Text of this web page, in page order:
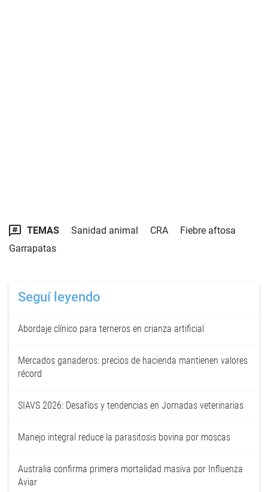
TEMAS Sanidad animal CRA
Fiebre aftosa
Garrapatas
Seguí leyendo
Abordaje clínico para terneros en crianza artificial
Mercados ganaderos: precios de hacienda mantienen valores
récord
SIAVS 2026: Desafíos y tendencias en Jornadas veterinarias
Manejo integral reduce la parasitosis bovina por moscas
Australia confirma primera mortalidad masiva por Influenza
Aviar